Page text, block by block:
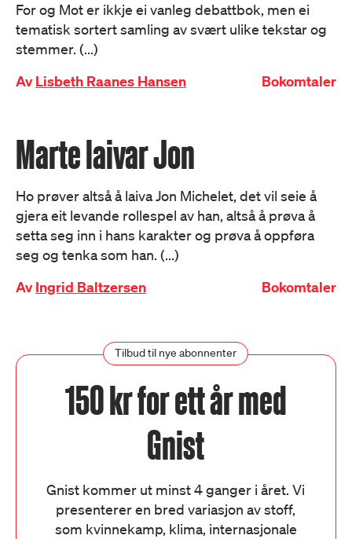
For og Mot er ikkje ei vanleg debattbok, men ei
tematisk sortert samling av svært ulike tekstar og
stemmer. (...)
AvLisbeth Raanes Hansen Bokomtaler
Marte laivar Jon
Ho prøver altså å laiva Jon Michelet, det vil seie å
gjera eit levande rollespel av han, altså å prøva å
setta seg inn i hans karakter og prøva å oppføra
seg og tenka som han. (...)
AvIngrid Baltzersen Bokomtaler
Tilbud til nye abonnenter
150 kr for ett år med
Gnist
Gnist kommer ut minst 4 ganger i året. Vi
presenterer en bred variasjon av stoff,
som kvinnekamp, klima, internasjonale